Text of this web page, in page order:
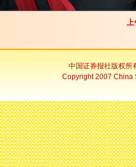
上
中国证券报社版权所
Copyright 2007 China